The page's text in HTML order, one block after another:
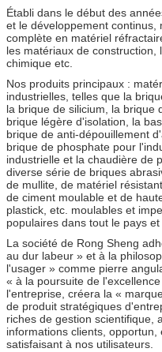
Établi dans le début des
et le développement
complète en matériel
les matériaux de
chimique etc.
Nos produits principaux :
industrielles, telles que la
la brique de silicium, la brique
brique légère d'isolation, la
brique de anti-dépouillement
brique de phosphate pour
industrielle et la chaudière de
diverse série de briques
de mullite, de matériel
de ciment moulable et de
plastick, etc. moulables et
populaires dans tout le pays
La société de Rong Sheng
au dur labeur » et à la
l'usager » comme pierre
« à la poursuite de
l'entreprise, créera la «
de produit stratégiques
riches de gestion scientifique,
informations clients,
satisfaisant à nos utilisateurs.